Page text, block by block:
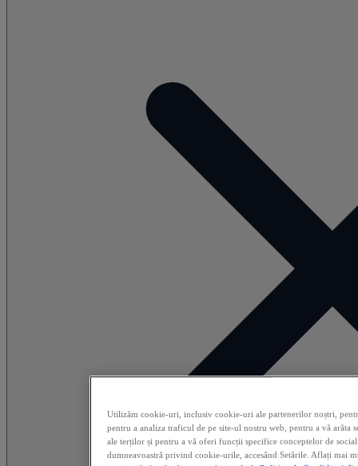
Utilizăm cookie-uri, inclusiv cookie-uri ale partenerilor noștri,
pentru a analiza traficul de pe site-ul nostru web, pentru a vă arăta
ale terților și pentru a vă oferi funcții specifice conceptelor de
dumneavoastră privind cookie-urile, accesând Setările. Aflați mai